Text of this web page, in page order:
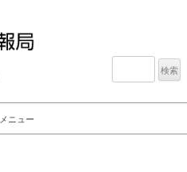
検
メニュー